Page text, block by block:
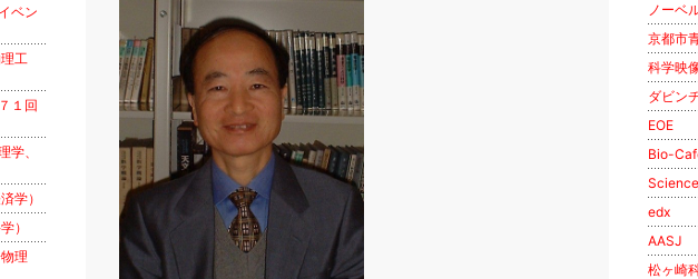
ノーベ
京都市
科学映
ダビン
EOE
Bio-
edx
AASJ
松ヶ崎
ベン
工
１回
、
学）
）
理